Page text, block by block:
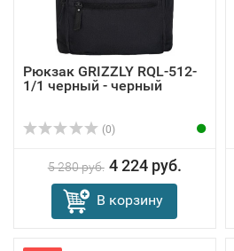
Рюкзак GRIZZLY RQL-512-
1/1 черный - черный
(0)
5 280 руб. 4 224 руб.
В корзину